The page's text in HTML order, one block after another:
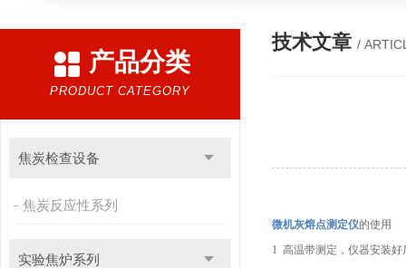
产品分类
PRODUCT CATEGORY
焦炭检查设备
焦炭反应性系列
实验焦炉系列
技术文章 /
微机灰熔点测定仪的使用
1 高温带测定，仪器安装